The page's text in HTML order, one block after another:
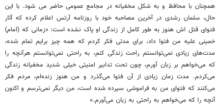
همچنان با محافظ و به شکل مخفیانه در مجامع عمومی حاضر می شود. با این
حال، سلمان رشدی در آخرین مصاحبه خود با روزنامه آرتس اعلام کرده که آثار
فتوای قتل اش هنوز به طور کامل از زندگی او پاک نشده است: «زمانی که (امام)
خمینی علیه من فتوا داد، برای مدتی فکر کردم که همه چیز برایم تمام شده،
مدت‌های زیادی نمی‌توانستم راحت زندگی کنم، به راحتی نمی‌توانستم هرآنچه را
که می‌خواهم بر زبان آورم، چون تحت تدابیر امنیتی خیلی شدید مخفیانه زندگی
می‌کردم. مدت زمان زیادی از آن فتوا می‌گذرد و من هنوز زنده‌ام، مردم فکر
می‌کنند که فتوای من به فراموشی سپرده شده است، من دیگر نمی‌ترسم و اکنون
آنچه را که می‌خواهم به راحتی به زبان می‌آورم.»